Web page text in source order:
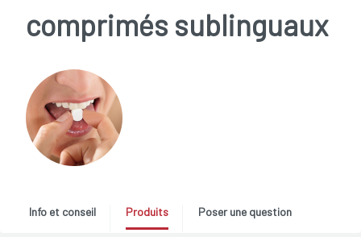
comprimés sublinguaux
Info et conseil Produits Poser une question